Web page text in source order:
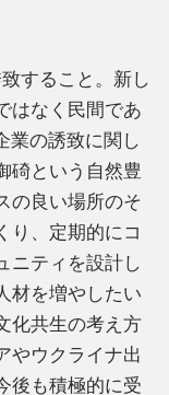
すること。新し
はなく民間であ
業の誘致に関し
碕という自然豊
の良い場所のそ
り、定期的にコ
ニティを設計し
材を増やしたい
化共生の考え方
やウクライナ出
後も積極的に受